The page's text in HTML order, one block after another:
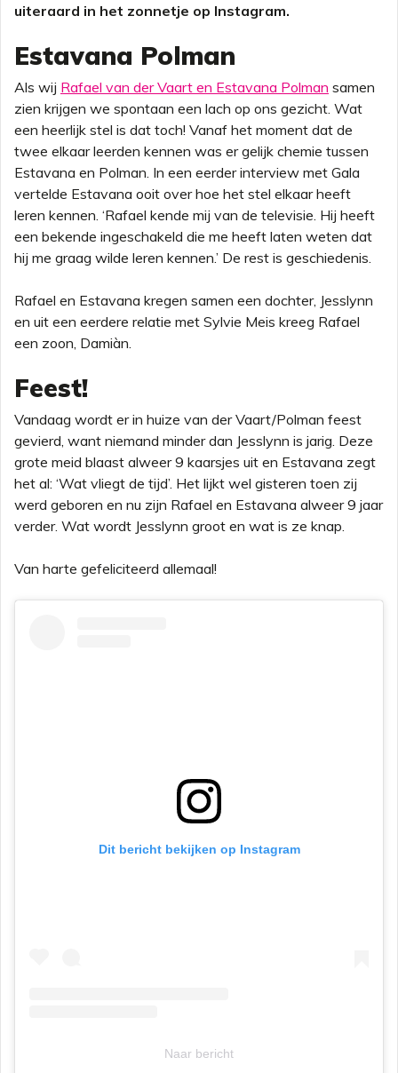
uiteraard in het zonnetje op Instagram.
Estavana Polman
Als wij Rafael van der Vaart en Estavana Polman samen
zien krijgen we spontaan een lach op ons gezicht. Wat
een heerlijk stel is dat toch! Vanaf het moment dat de
twee elkaar leerden kennen was er gelijk chemie tussen
Estavana en Polman. In een eerder interview met Gala
vertelde Estavana ooit over hoe het stel elkaar heeft
leren kennen. ‘Rafael kende mij van de televisie. Hij heeft
een bekende ingeschakeld die me heeft laten weten dat
hij me graag wilde leren kennen.’ De rest is geschiedenis.
Rafael en Estavana kregen samen een dochter, Jesslynn
en uit een eerdere relatie met Sylvie Meis kreeg Rafael
een zoon, Damiàn.
Feest!
Vandaag wordt er in huize van der Vaart/Polman feest
gevierd, want niemand minder dan Jesslynn is jarig. Deze
grote meid blaast alweer 9 kaarsjes uit en Estavana zegt
het al: ‘Wat vliegt de tijd’. Het lijkt wel gisteren toen zij
werd geboren en nu zijn Rafael en Estavana alweer 9 jaar
verder. Wat wordt Jesslynn groot en wat is ze knap.
Van harte gefeliciteerd allemaal!
Dit bericht bekijken op Instagram
Naar bericht